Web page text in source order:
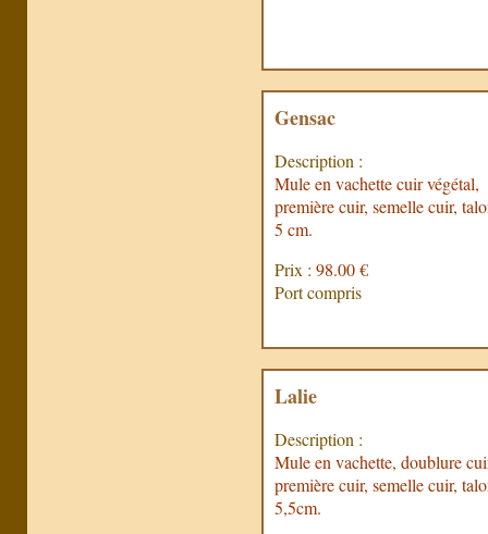
Gensac
Description :
Mule en vachette cuir végétal,
première cuir, semelle cuir,
5 cm.
Prix : 98.00 €
Port compris
Lalie
Description :
Mule en vachette, doublure
première cuir, semelle cuir,
5,5cm.